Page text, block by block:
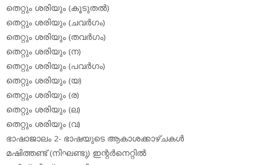
തെറ്റും ശരിയും (കൂടുതല്‍)
തെറ്റും ശരിയും (ചവര്‍ഗം)
തെറ്റും ശരിയും (തവര്‍ഗം)
തെറ്റും ശരിയും (ന)
തെറ്റും ശരിയും (പവര്‍ഗം)
തെറ്റും ശരിയും (യ)
തെറ്റും ശരിയും (ര)
തെറ്റും ശരിയും (ല)
തെറ്റും ശരിയും (വ)
ഭാഷാജാലം 2- ഭാഷയുടെ ആകാശക്കാഴ്ചകള്‍
മഷിത്തണ്ട് (നിഘണ്ടു) ഇന്റര്‍നെറ്റില്‍